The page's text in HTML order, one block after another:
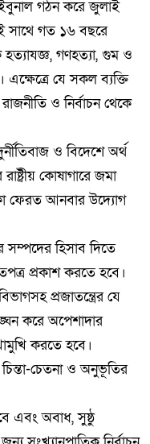
গঠন করে জুলাই
সাথে গত ১৬ বছরে
গণহত্যা, গুম ও
এক্ষেত্রে যে সকল ব্যক্তি
ও নির্বাচন থেকে
ও বিদেশে অর্থ
কোষাগারে জমা
ফেরত আনবার উদ্যোগ
সম্পদের হিসাব দিতে
প্রকাশ করতে হবে।
প্রজাতন্ত্রের যে
করে অপেশাদার
করতে হবে।
চিন্তা-চেতনা ও অনুভূতির
এবং অবাধ, সুষ্ঠু